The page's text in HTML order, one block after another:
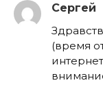
Сергей
(время